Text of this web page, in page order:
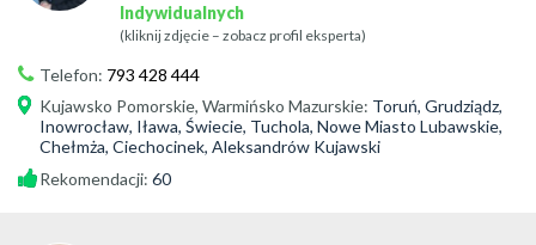
Indywidualnych
(kliknij zdjęcie – zobacz profil eksperta)
Telefon: 793 428 444
Kujawsko Pomorskie, Warmińsko Mazurskie: Toruń, Grudziądz,
Inowrocław, Iława, Świecie, Tuchola, Nowe Miasto Lubawskie,
Chełmża, Ciechocinek, Aleksandrów Kujawski
Rekomendacji: 60